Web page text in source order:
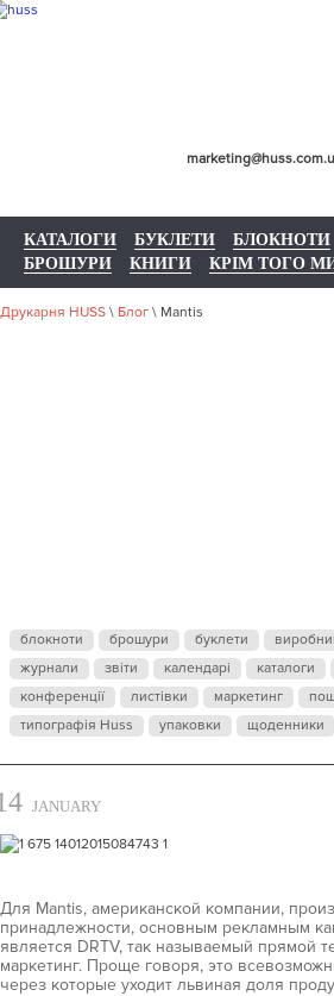
КАТАЛОГИ БУКЛЕТИ БЛОКНОТИ
БРОШУРИ
КНИГИ КРІМ ТОГО
Друкарня HUSS \ Блог \ Mantis
блокноти брошури буклети
журнали
звіти календарі каталоги
конференції
листівки маркетинг
типографія Huss
упаковки щоденники
JANUARY
Для Mantis, американской компании,
принадлежности, основным рекламным
является DRTV, так называемый прямой
маркетинг. Проще говоря, это
через которые уходит львиная доля